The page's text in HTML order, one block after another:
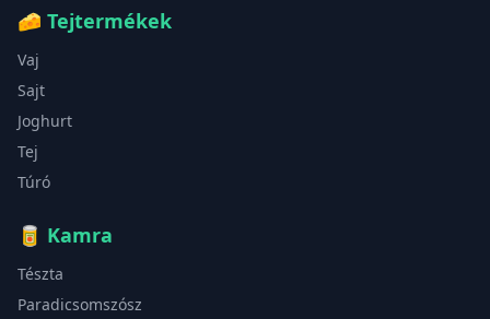
🧀 Tejtermékek
Vaj
Sajt
Joghurt
Tej
Túró
🥫 Kamra
Tészta
Paradicsomszósz